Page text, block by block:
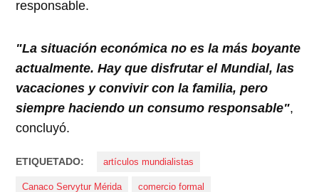
responsable.
"La situación económica no es la más boyante
actualmente. Hay que disfrutar el Mundial, las
vacaciones y convivir con la familia, pero
siempre haciendo un consumo responsable",
concluyó.
ETIQUETADO: artículos mundialistas
Canaco Servytur Mérida comercio formal